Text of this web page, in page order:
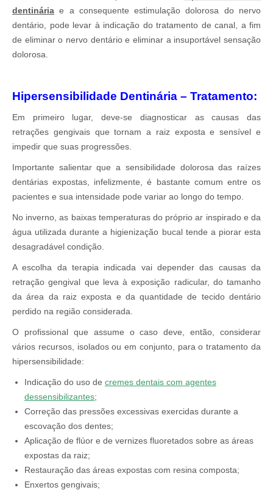
dentinária e a consequente estimulação dolorosa do nervo
dentário, pode levar à indicação do tratamento de canal, a fim
de eliminar o nervo dentário e eliminar a insuportável sensação
dolorosa.
Hipersensibilidade Dentinária – Tratamento:
Em primeiro lugar, deve-se diagnosticar as causas das
retrações gengivais que tornam a raiz exposta e sensível e
impedir que suas progressões.
Importante salientar que a sensibilidade dolorosa das raízes
dentárias expostas, infelizmente, é bastante comum entre os
pacientes e sua intensidade pode variar ao longo do tempo.
No inverno, as baixas temperaturas do próprio ar inspirado e da
água utilizada durante a higienização bucal tende a piorar esta
desagradável condição.
A escolha da terapia indicada vai depender das causas da
retração gengival que leva à exposição radicular, do tamanho
da área da raiz exposta e da quantidade de tecido dentário
perdido na região considerada.
O profissional que assume o caso deve, então, considerar
vários recursos, isolados ou em conjunto, para o tratamento da
hipersensibilidade:
Indicação do uso de cremes dentais com agentes
dessensibilizantes;
Correção das pressões excessivas exercidas durante a
escovação dos dentes;
Aplicação de flúor e de vernizes fluoretados sobre as áreas
expostas da raiz;
Restauração das áreas expostas com resina composta;
Enxertos gengivais;